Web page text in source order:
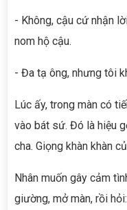
- Không, cậu cứ nhận
nom hộ cậu.
- Đa tạ ông, nhưng tôi
Lúc ấy, trong màn có
vào bát sứ. Đó là hiệu
cha. Giọng khàn khàn
Nhân muốn gây cảm
giường, mở màn, rồi hỏi: